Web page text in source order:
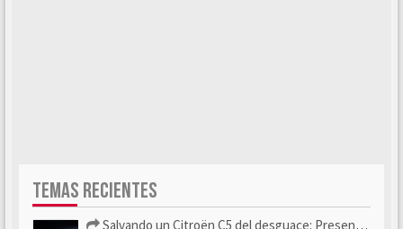
TEMAS RECIENTES
Salvando un Citroën C5 del desguace: Presentación y seguimiento